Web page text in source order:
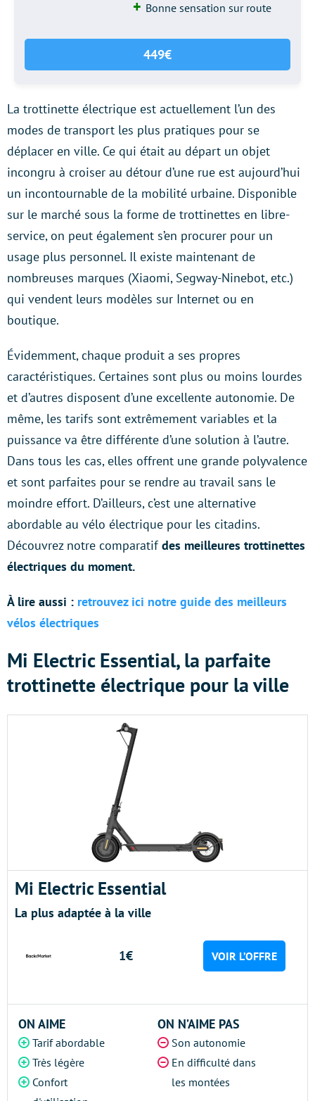
Bonne sensation sur route
449€
La trottinette électrique est actuellement l’un des
modes de transport les plus pratiques pour se
déplacer en ville. Ce qui était au départ un objet
incongru à croiser au détour d’une rue est aujourd’hui
un incontournable de la mobilité urbaine. Disponible
sur le marché sous la forme de trottinettes en libre-
service, on peut également s’en procurer pour un
usage plus personnel. Il existe maintenant de
nombreuses marques (Xiaomi, Segway-Ninebot, etc.)
qui vendent leurs modèles sur Internet ou en
boutique.
Évidemment, chaque produit a ses propres
caractéristiques. Certaines sont plus ou moins lourdes
et d’autres disposent d’une excellente autonomie. De
même, les tarifs sont extrêmement variables et la
puissance va être différente d’une solution à l’autre.
Dans tous les cas, elles offrent une grande polyvalence
et sont parfaites pour se rendre au travail sans le
moindre effort. D’ailleurs, c’est une alternative
abordable au vélo électrique pour les citadins.
Découvrez notre comparatifdes meilleures trottinettes
électriques du moment.
À lire aussi : retrouvez ici notre guide des meilleurs
vélos électriques
Mi Electric Essential, la parfaite
trottinette électrique pour la ville
Mi Electric Essential
La plus adaptée à la ville
1€ VOIR L’OFFRE
ON AIME
Tarif abordable
Très légère
Confort
ON N’AIME PAS
Son autonomie
En difficulté dans
les montées